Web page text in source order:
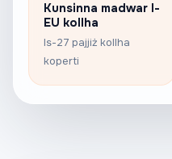
Kunsinna madwar l-
EU kollha
Is-27 pajjiż kollha
koperti